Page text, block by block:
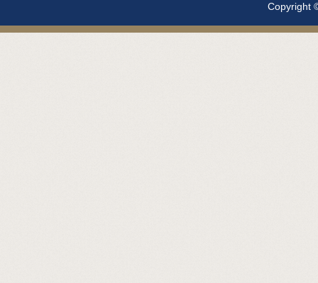
Copyright